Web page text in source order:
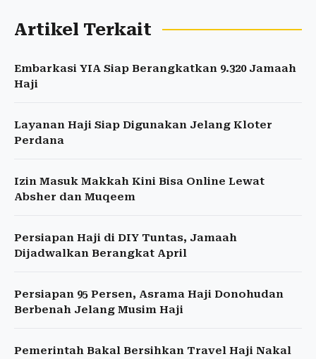
Artikel Terkait
Embarkasi YIA Siap Berangkatkan 9.320 Jamaah
Haji
Layanan Haji Siap Digunakan Jelang Kloter
Perdana
Izin Masuk Makkah Kini Bisa Online Lewat
Absher dan Muqeem
Persiapan Haji di DIY Tuntas, Jamaah
Dijadwalkan Berangkat April
Persiapan 95 Persen, Asrama Haji Donohudan
Berbenah Jelang Musim Haji
Pemerintah Bakal Bersihkan Travel Haji Nakal